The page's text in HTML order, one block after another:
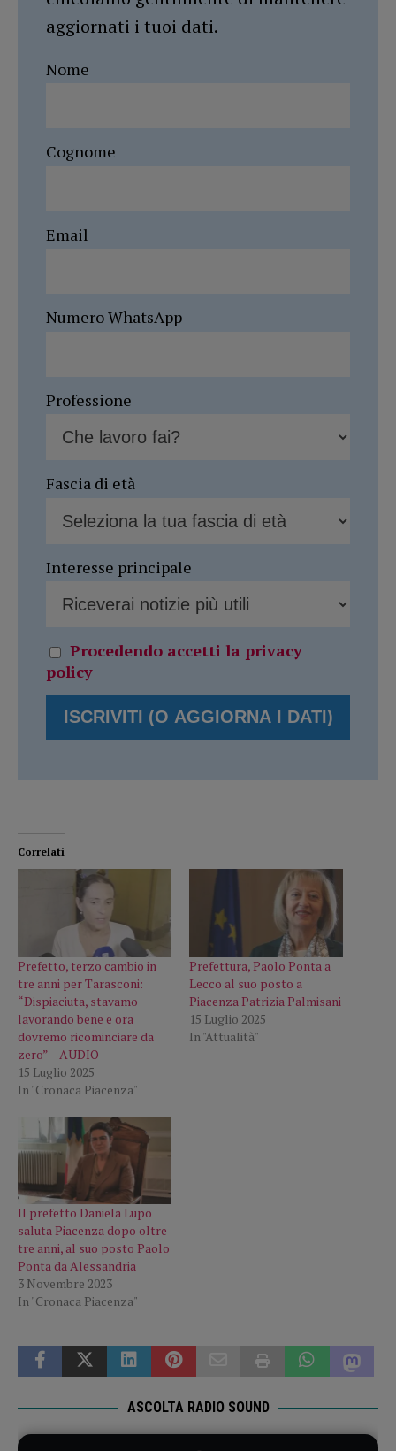
aggiornati i tuoi dati.
Nome
Cognome
Email
Numero WhatsApp
Professione
Fascia di età
Interesse principale
Procedendo accetti la privacy
policy
Correlati
Prefetto, terzo cambio in
tre anni per Tarasconi:
“Dispiaciuta, stavamo
lavorando bene e ora
dovremo ricominciare da
zero” – AUDIO
15 Luglio 2025
In "Cronaca Piacenza"
Prefettura, Paolo Ponta a
Lecco al suo posto a
Piacenza Patrizia Palmisani
15 Luglio 2025
In "Attualità"
Il prefetto Daniela Lupo
saluta Piacenza dopo oltre
tre anni, al suo posto Paolo
Ponta da Alessandria
3 Novembre 2023
In "Cronaca Piacenza"
ASCOLTA RADIO SOUND